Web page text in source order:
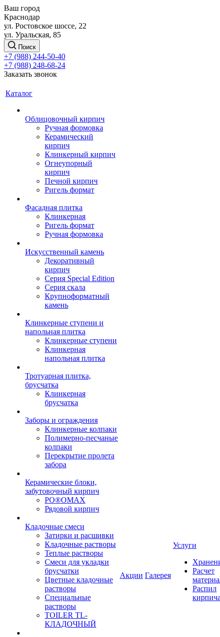
Ваш город
Краснодар
ул. Ростовское шоссе, 22
ул. Уральская, 85
Поиск
+7 (988) 244-50-40
+7 (988) 248-68-24
Заказать звонок
Каталог
Облицовочный кирпич
Ручная формовка
Керамический
кирпич
Клинкерный кирпич
Огнеупорный
кирпич
Печной кирпич
Ригель формат
Фасадная плитка
Клинкерная
Ригель формат
Ручная формовка
Искусственный камень
Декоративный
кирпич
Серия Special Edition
Серия скала
Крупноформатный
камень
Клинкерные ступени и
напольная плитка
Клинкерные ступени
Клинкерная
напольная плитка
Тротуарная плитка,
брусчатка
Клинкерная
брусчатка
Заборы и ограждения
Клинкерные колпаки
Полимерно-песчаные
колпаки
Перекрытие пролета
забора
Керамические блоки,
забутовочный кирпич
PO®OMAX
Рядовой кирпич
Кладочные смеси
Затирки и расшивки
Кладочные растворы
Теплые растворы
Смеси для укладки
брусчатки
Цветные кладочные
растворы
Специальные
растворы
TOILER TL-
КЛАДОЧНЫЙ
Акции Галерея
Услуги
Расчет
Распил